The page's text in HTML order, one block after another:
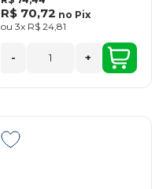
R$ 70,72 no Pix
ou 3x R$ 24,81
- +